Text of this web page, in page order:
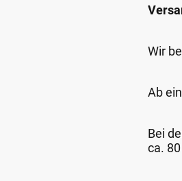
Wir
Ab
Bei
ca.